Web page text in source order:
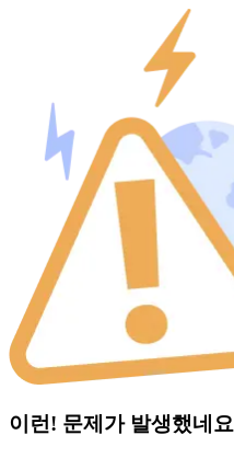
이런! 문제가 발생했네요